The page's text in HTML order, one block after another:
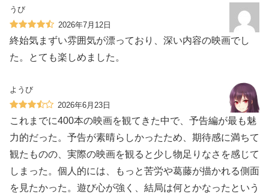
うび
2026年7月12日
終始気まずい雰囲気が漂っており、深い内容の映画でし
た。とても楽しめました。
ようび
2026年6月23日
これまでに400本の映画を観てきた中で、予告編が最も魅
力的だった。予告が素晴らしかったため、期待感に満ちて
観たものの、実際の映画を観ると少し物足りなさを感じて
しまった。個人的には、もっと苦労や葛藤が描かれる側面
を見たかった。遊び心が強く、結局は何とかなったという